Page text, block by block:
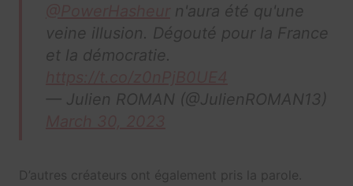
n'aura été qu'une
veine illusion. Dégouté pour la France
et la démocratie.
— Julien ROMAN (@JulienROMAN13)
D’autres créateurs ont également pris la parole.